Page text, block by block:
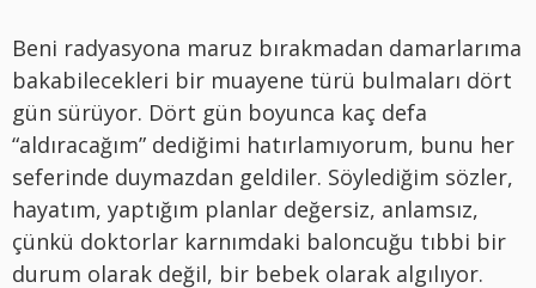
Beni radyasyona maruz bırakmadan damarlarıma
bakabilecekleri bir muayene türü bulmaları dört
gün sürüyor. Dört gün boyunca kaç defa
“aldıracağım” dediğimi hatırlamıyorum, bunu her
seferinde duymazdan geldiler. Söylediğim sözler,
hayatım, yaptığım planlar değersiz, anlamsız,
çünkü doktorlar karnımdaki baloncuğu tıbbi bir
durum olarak değil, bir bebek olarak algılıyor.